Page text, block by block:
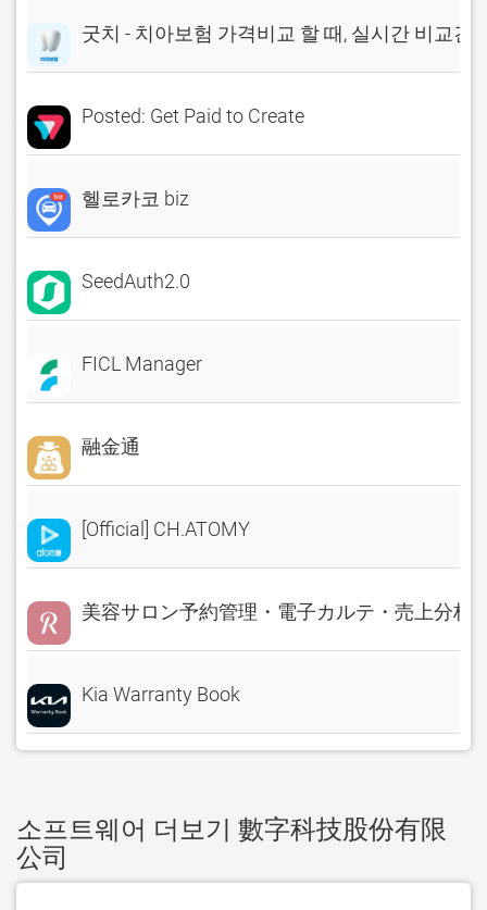
굿치 - 치아보험 가격비교 할 때, 실시간 비교견
Posted: Get Paid to Create
헬로카코 biz
SeedAuth2.0
FICL Manager
融金通
[Official] CH.ATOMY
美容サロン予約管理・電子カルテ・売上分析
Kia Warranty Book
소프트웨어 더보기 數字科技股份有限
公司